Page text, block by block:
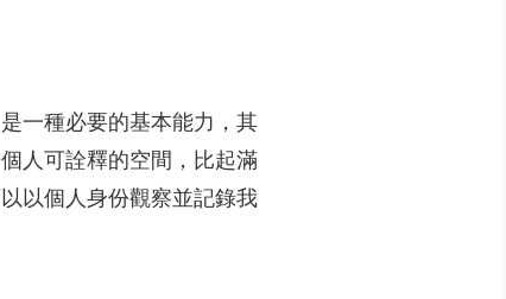
一種必要的基本能力，其
人可詮釋的空間，比起滿
以個人身份觀察並記錄我